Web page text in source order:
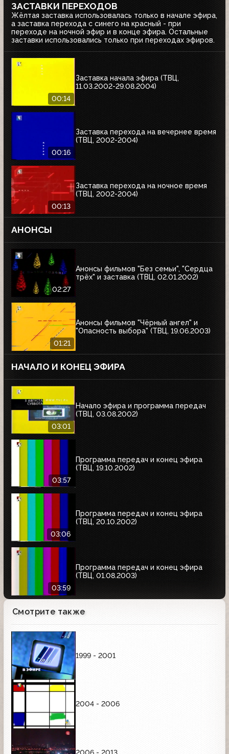
ЗАСТАВКИ ПЕРЕХОДОВ
Жёлтая заставка использовалась только в начале эфира,
а заставка перехода с синего на красный - при
переходе на ночной эфир и в конце эфира. Остальные
заставки использовались только при переходах эфиров.
00:14
Заставка начала эфира (ТВЦ,
11.03.2002-29.08.2004)
00:16
Заставка перехода на вечернее время
(ТВЦ, 2002-2004)
00:13
Заставка перехода на ночное время
(ТВЦ, 2002-2004)
АНОНСЫ
02:27
Анонсы фильмов "Без семьи", "Сердца
трёх" и заставка (ТВЦ, 02.01.2002)
01:21
Анонсы фильмов "Чёрный ангел" и
"Опасность выбора" (ТВЦ, 19.06.2003)
НАЧАЛО И КОНЕЦ ЭФИРА
03:01
Начало эфира и программа передач
(ТВЦ, 03.08.2002)
03:57
Программа передач и конец эфира
(ТВЦ, 19.10.2002)
03:06
Программа передач и конец эфира
(ТВЦ, 20.10.2002)
03:59
Программа передач и конец эфира
(ТВЦ, 01.08.2003)
Смотрите также
1999 - 2001
2004 - 2006